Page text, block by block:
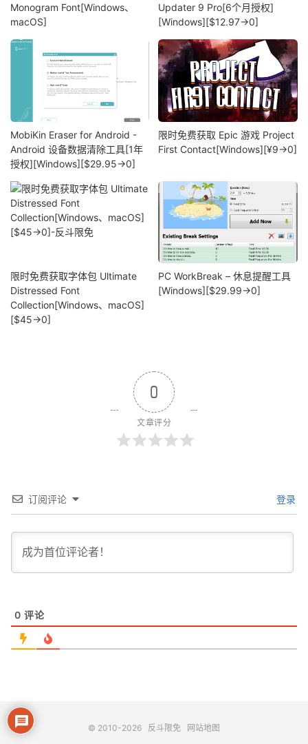
Monogram Font[Windows、
macOS]
Updater 9 Pro[6个月授权]
[Windows][$12.97→0]
MobiKin Eraser for Android -
Android 设备数据清除工具[1年
授权][Windows][$29.95→0]
限时免费获取 Epic 游戏 Project
First Contact[Windows][¥9→0]
限时免费获取字体包 Ultimate
Distressed Font
Collection[Windows、macOS]
[$45→0]
PC WorkBreak – 休息提醒工具
[Windows][$29.99→0]
0
文章评分
订阅评论 登录
0 评论
© 2010-2026 反斗限免 网站地图